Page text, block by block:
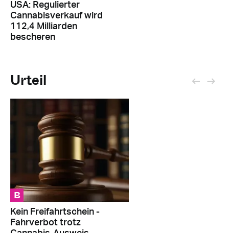
USA: Regulierter
Cannabisverkauf wird
112,4 Milliarden
bescheren
Urteil
B
Kein Freifahrtschein -
Fahrverbot trotz